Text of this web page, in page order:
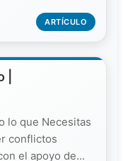
ARTÍCULO
lo que Necesitas
conflictos
el apoyo de...